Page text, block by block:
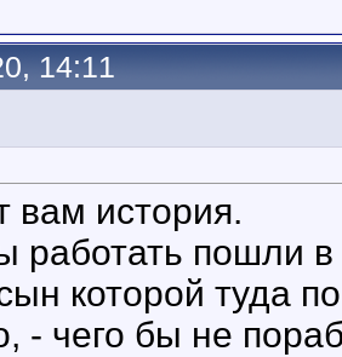
14:11
вам история.
работать пошли в
которой туда
- чего бы не